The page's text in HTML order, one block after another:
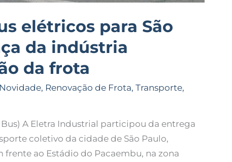
elétricos para São
da indústria
da frota
Novidade, Renovação de Frota, Transporte,
A Eletra Industrial participou da entrega
coletivo da cidade de São Paulo,
frente ao Estádio do Pacaembu, na zona